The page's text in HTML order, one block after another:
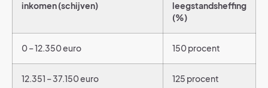
inkomen (schijven)
leegstandsheffing
(%)
0 – 12.350 euro 150 procent
12.351 – 37.150 euro 125 procent